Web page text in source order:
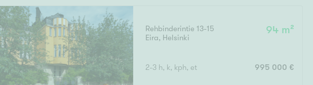
Rehbinderintie 13-15
Eira, Helsinki
94 m²
2-3 h, k, kph, et 995 000 €